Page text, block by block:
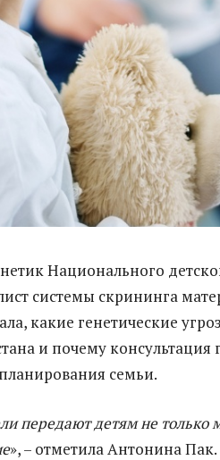
Национального
системы скрининга
какие генетические
и почему консультация
семьи.
передают детям не только
», – отметила Антонина Пак.